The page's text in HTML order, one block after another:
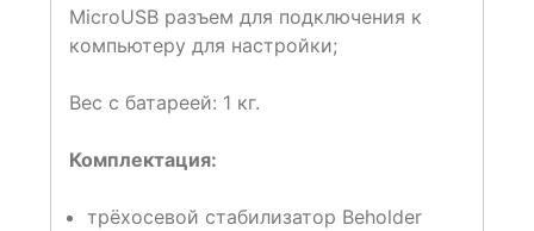
MicroUSB разъем для подключения к
компьютеру для настройки;
Вес с батареей: 1 кг.
Комплектация:
трёхосевой стабилизатор Beholder